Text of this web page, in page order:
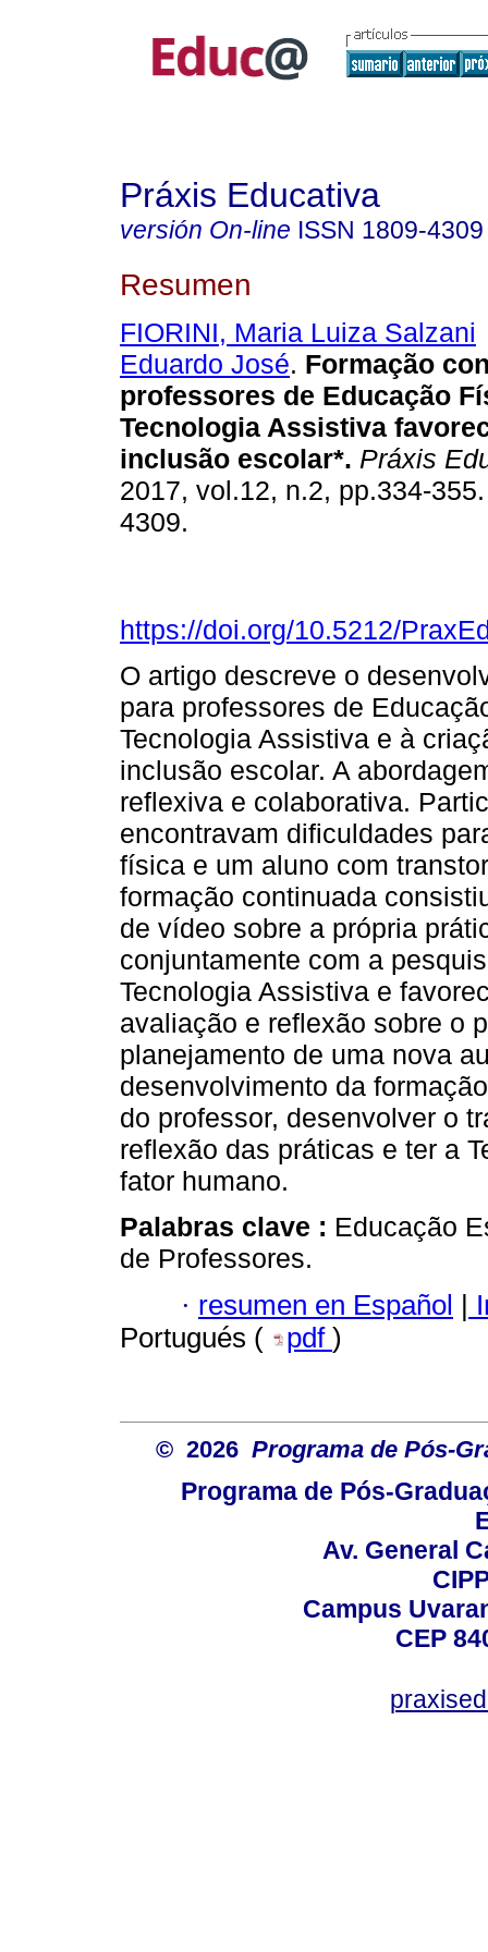
Práxis Educativa
versión On-line ISSN 1809-4309
Resumen
FIORINI, Maria Luiza Salzani
Eduardo José. Formação
professores de Educação
Tecnologia Assistiva
inclusão escolar*. Práxis
2017, vol.12, n.2, pp.334-
4309.
https://doi.org/10.5212/
O artigo descreve o
para professores de
Tecnologia Assistiva e à
inclusão escolar. A
reflexiva e colaborativa.
encontravam dificuldades
física e um aluno com
formação continuada
de vídeo sobre a própria
conjuntamente com a
Tecnologia Assistiva e
avaliação e reflexão sobre o
planejamento de uma nova
desenvolvimento da
do professor, desenvolver o
reflexão das práticas e ter a
fator humano.
Palabras clave : Educação
de Professores.
· resumen en Español |
Portugués (
pdf )
© 2026 Programa de Pós-
Programa de Pós-
Av. General
Campus
CEP